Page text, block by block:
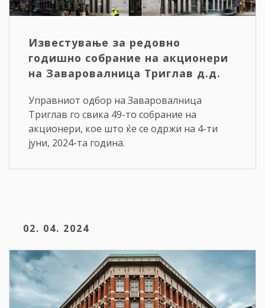
Известување за редовно
годишно собрание на акционери
на Заваровалница Триглав д.д.
Управниот одбор на Заваровалница
Триглав го свика 49-то собрание на
акционери, кое што ќе се одржи на 4-ти
јуни, 2024-та година.
02. 04. 2024